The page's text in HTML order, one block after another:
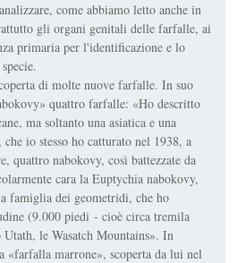
come abbiamo letto anche in
gli organi genitali delle farfalle, ai
primaria per l'identificazione e lo
di molte nuove farfalle. In suo
quattro farfalle: «Ho descritto
ma soltanto una asiatica e una
io stesso ho catturato nel 1938, a
quattro nabokovy, così battezzate da
cara la Euptychia nabokovy,
famiglia dei geometridi, che ho
(9.000 piedi - cioè circa tremila
le Wasatch Mountains». In
«farfalla marrone», scoperta da lui nel